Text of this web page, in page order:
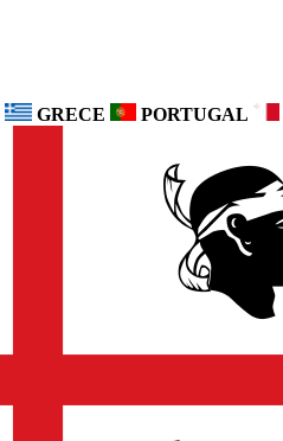
GRECE PORTUGAL